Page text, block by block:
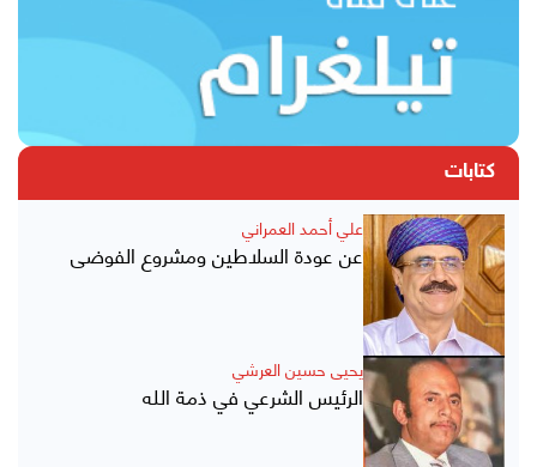
كتابات
علي أحمد العمراني
عن عودة السلاطين ومشروع الفوضى
يحيى حسين العرشي
الرئيس الشرعي في ذمة الله